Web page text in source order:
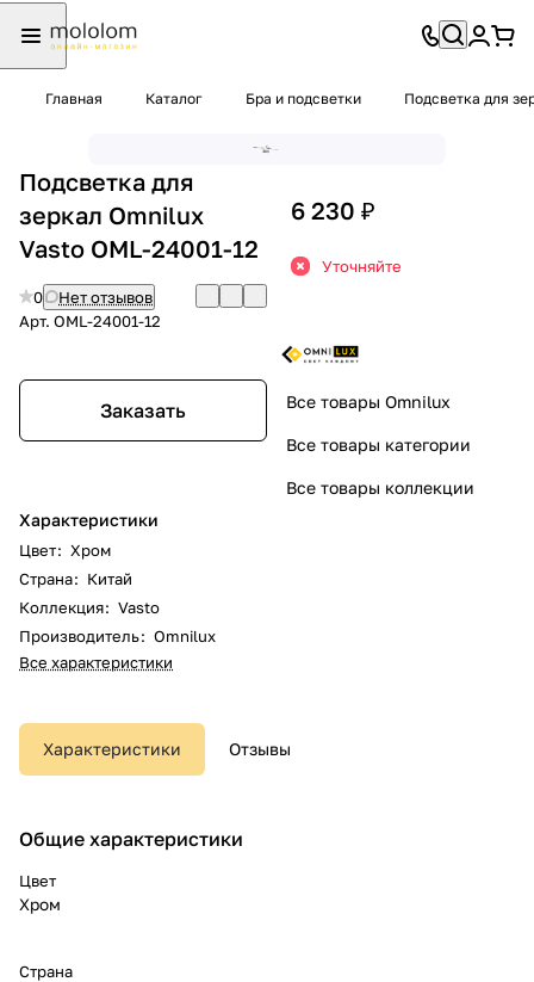
Главная Каталог Бра и подсветки Подсветка для
Подсветка для
зеркал Omnilux
Vasto OML-24001-12
0
Нет отзывов
Арт. OML-24001-12
Заказать
Характеристики
Цвет: Хром
Страна: Китай
Коллекция: Vasto
Производитель: Omnilux
Все характеристики
6 230 ₽
Уточняйте
Все товары Omnilux
Все товары категории
Все товары коллекции
Характеристики Отзывы
Общие характеристики
Цвет
Хром
Страна